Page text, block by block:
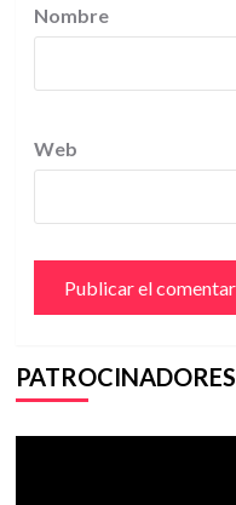
Nombre
Web
PATROCINADORES